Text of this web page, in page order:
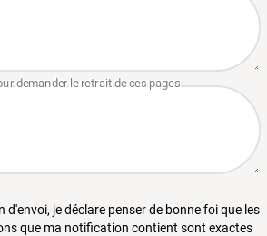
d'envoi, je déclare penser de bonne foi que les
que ma notification contient sont exactes